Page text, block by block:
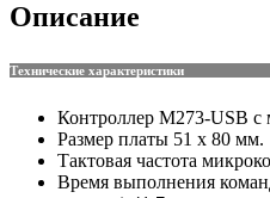
Описание
Технические характеристики
Контроллер M273-USB с
Размер платы 51 х 80 мм.
Тактовая частота
Время выполнения